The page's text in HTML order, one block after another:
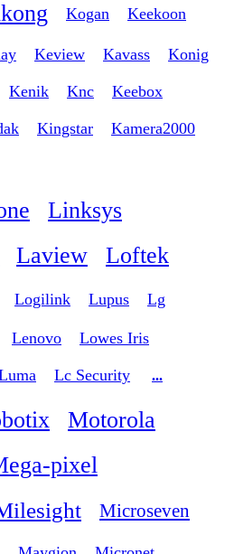
Kogan Keekoon
Keview Kavass Konig
Kenik Knc Keebox
Kingstar Kamera2000
Linksys
Laview Loftek
Logilink Lupus Lg
Lenovo Lowes Iris
Lc Security
...
Motorola
pixel
Microseven